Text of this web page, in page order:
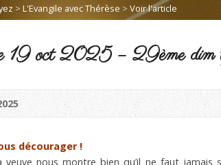
> L'Evangile avec Thérèse > Voir l'article
19 oct 2025 – 29ème dim
décourager !
veuve nous montre bien qu’il ne faut jamais